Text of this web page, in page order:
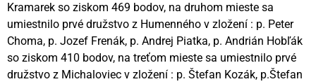
Kramarek so ziskom 469 bodov, na druhom mieste sa
umiestnilo prvé družstvo z Humenného v zložení : p. Peter
Choma, p. Jozef Frenák, p. Andrej Piatka, p. Andrián Hobľák
so ziskom 410 bodov, na treťom mieste sa umiestnilo prvé
družstvo z Michaloviec v zložení : p. Štefan Kozák, p.Štefan